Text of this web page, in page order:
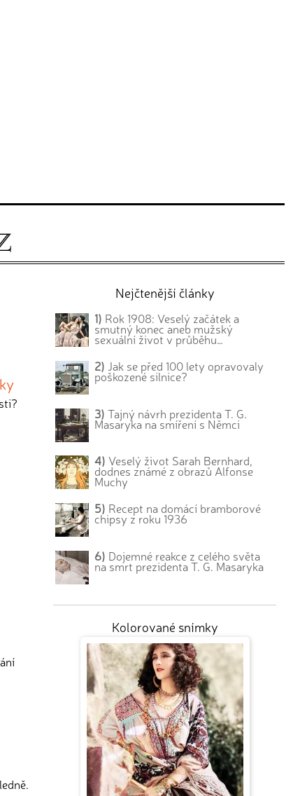
Nejčtenější články
1) Rok 1908: Veselý začátek a
smutný konec aneb mužský
sexuální život v průběhu…
2) Jak se před 100 lety opravovaly
poškozené silnice?
3) Tajný návrh prezidenta T. G.
Masaryka na smíření s Němci
4) Veselý život Sarah Bernhard,
dodnes známé z obrazů Alfonse
Muchy
5) Recept na domácí bramborové
chipsy z roku 1936
6) Dojemné reakce z celého světa
na smrt prezidenta T. G. Masaryka
Kolorované snímky